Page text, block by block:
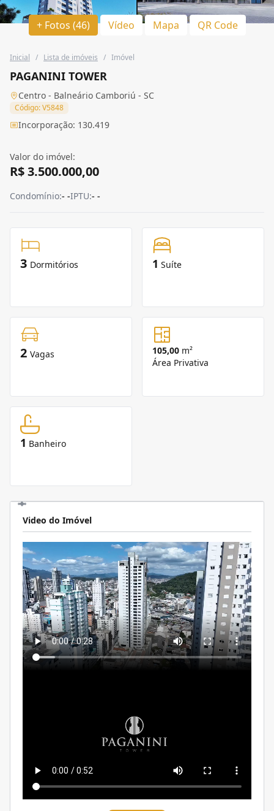
+ Fotos (46) Vídeo Mapa QR Code
Inicial / Lista de imóveis / Imóvel
PAGANINI TOWER
Centro - Balneário Camboriú - SC
Código: V5848
Incorporação: 130.419
Valor do imóvel:
R$ 3.500.000,00
Condomínio:- -IPTU:- -
3 Dormitórios 1 Suíte
2 Vagas 105,00 m²
Área Privativa
1 Banheiro
Video do Imóvel